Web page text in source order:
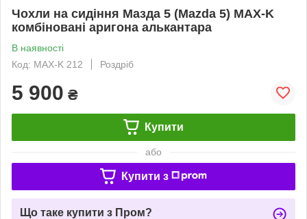
Чохли на сидіння Мазда 5 (Mazda 5) MAX-K
комбіновані аригона алькантара
В наявності
Код: MAX-K 212
Роздріб
5 900 ₴
Купити
або
Купити з
Що таке купити з Пром?